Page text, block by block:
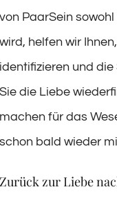
von PaarSein
wird, helfen wir
identifizieren und
Sie die Liebe
machen für das
schon bald wieder
Zurück zur Liebe